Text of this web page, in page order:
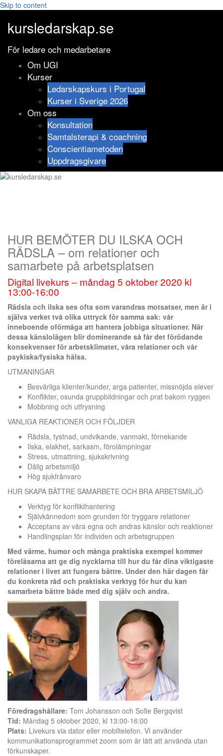
Skip to content
kursledarskap.se
För ledare och medarbetare
Om UGI
Kurser
Ledarskapskurs i Portugal
Kurser i Sverige 2026
Om oss
Konsultation
Samtalsterapi & coachning
Conscientiametoden
Uppdragsgivare
HUR BEMÖTER DU ILSKA OCH
RÄDSLA – om relationer och
samarbete på arbetsplatsen
Digital livekurs – måndag 5 oktober 2020 kl
13:00-16:00
Rädsla och ilska ses ofta som varandras motsatser, men är i
själva verket två olika uttryck för samma sak: vår
inneboende oförmåga att hantera jobbiga situationer. När
dessa känslolägen blir dominerande så får det förödande
konsekvenser för arbetsklimatet, våra relationer och vår
psykiska/fysiska hälsa.
UTMANINGAR
Besvärliga klienter/kunder, arga patienter, missnöjda elever
Konflikter, osunda gruppbildningar och prat bakom ryggen
Mobbning och utfrysning
VANLIGA REAKTIONER OCH FÖLJDER
Rädsla, tystnad, undvikande, vanmakt, förnekande
Ilska, elakhet, sarkasm, förolämpningar
Stress, utmattning, sjukskrivning
Dålig arbetsmiljö
Hög sjukfrånvaro
HUR SKAPA BÄTTRE SAMARBETE OCH BRA ARBETSMILJÖ
Verktyg för konflikthantering
Självkännedom som grunden för tryggare relationer
Acceptans av våra egna och andras känslor och reaktioner
Handlingsplan för individen och arbetsgruppen
Med värme, humor och många praktiska exempel kommer
föreläsarna att ge dig nycklarna till hur du får dina viktigaste
relationer i livet att fungera bättre. Under den här dagen får
du konkreta råd och praktiska verktyg för hur du kan
samarbeta bättre både med dig själv och andra.
Föredragshållare: Tom Johansson och Sofie Bergqvist
Tid: Måndag 5 oktober 2020, kl 13:00-16:00
Plats: Livekurs via dator eller mobiltelefon. Vi använder
kommunikationsprogrammet zoom som är lätt att använda utan
förkunskaper.